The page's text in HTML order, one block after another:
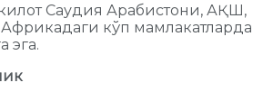
Саудия Арабистони, АҚШ,
кўп мамлакатларда
эга.